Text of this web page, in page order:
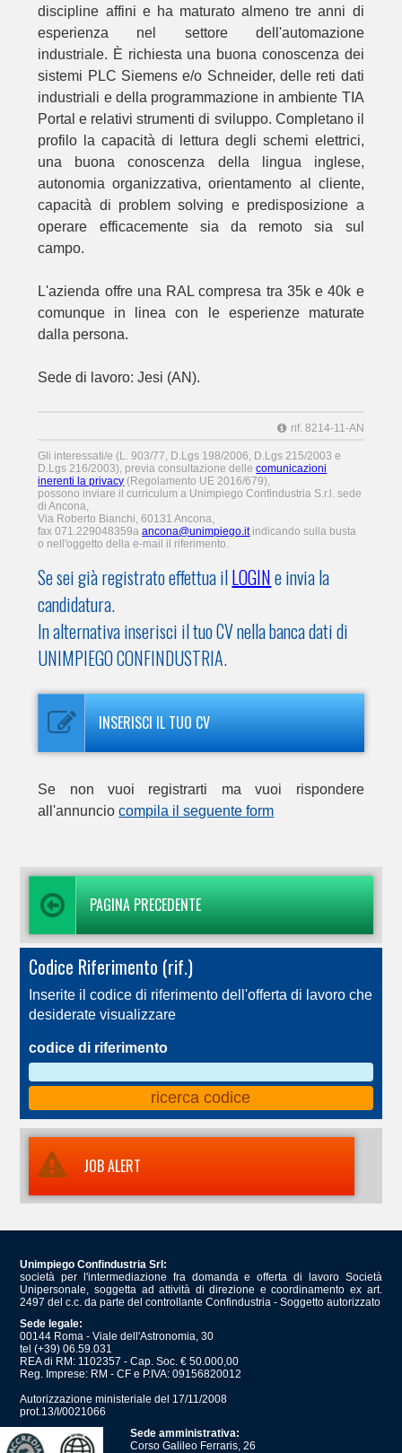
discipline affini e ha maturato almeno tre anni di
esperienza nel settore dell'automazione
industriale. È richiesta una buona conoscenza dei
sistemi PLC Siemens e/o Schneider, delle reti dati
industriali e della programmazione in ambiente TIA
Portal e relativi strumenti di sviluppo. Completano il
profilo la capacità di lettura degli schemi elettrici,
una buona conoscenza della lingua inglese,
autonomia organizzativa, orientamento al cliente,
capacità di problem solving e predisposizione a
operare efficacemente sia da remoto sia sul
campo.
L'azienda offre una RAL compresa tra 35k e 40k e
comunque in linea con le esperienze maturate
dalla persona.
Sede di lavoro: Jesi (AN).
rif. 8214-11-AN
Gli interessati/e (L. 903/77, D.Lgs 198/2006, D.Lgs 215/2003 e
D.Lgs 216/2003), previa consultazione dellecomunicazioni
inerenti la privacy (Regolamento UE 2016/679),
possono inviare il curriculum a Unimpiego Confindustria S.r.l. sede
di Ancona,
Via Roberto Bianchi, 60131 Ancona,
fax 071.229048359aancona@unimpiego.itindicando sulla busta
o nell'oggetto della e-mail il riferimento.
Se sei già registrato effettua ilLOGINe invia la
candidatura.
In alternativa inserisci il tuo CV nella banca dati di
UNIMPIEGO CONFINDUSTRIA.
INSERISCI IL TUO CV
Se non vuoi registrarti ma vuoi rispondere
all'annunciocompila il seguente form
PAGINA PRECEDENTE
Codice Riferimento (rif.)
Inserite il codice di riferimento dell'offerta di lavoro che
desiderate visualizzare
codice di riferimento
JOB ALERT
Unimpiego Confindustria Srl:
società per l'intermediazione fra domanda e offerta di lavoro Società
Unipersonale, soggetta ad attività di direzione e coordinamento ex art.
2497 del c.c. da parte del controllante Confindustria - Soggetto autorizzato
Sede legale:
00144 Roma - Viale dell'Astronomia, 30
tel (+39) 06.59.031
REA di RM: 1102357 - Cap. Soc. € 50.000,00
Reg. Imprese: RM - CF e P.IVA: 09156820012
Autorizzazione ministeriale del 17/11/2008
prot.13/I/0021066
Sede amministrativa:
Corso Galileo Ferraris, 26